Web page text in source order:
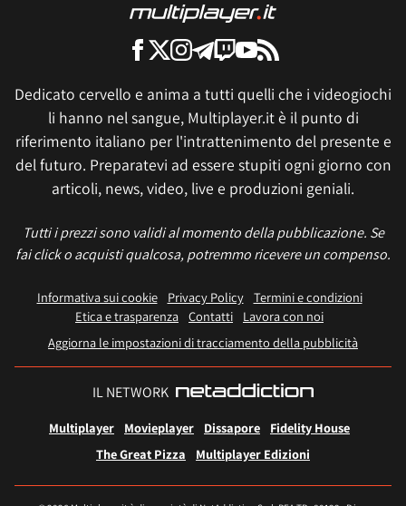
Dedicato cervello e anima a tutti quelli che i videogiochi
li hanno nel sangue, Multiplayer.it è il punto di
riferimento italiano per l'intrattenimento del presente e
del futuro. Preparatevi ad essere stupiti ogni giorno con
articoli, news, video, live e produzioni geniali.
Tutti i prezzi sono validi al momento della pubblicazione. Se
fai click o acquisti qualcosa, potremmo ricevere un compenso.
Informativa sui cookie Privacy Policy
Termini e condizioni
Etica e trasparenza Contatti
Lavora con noi
Aggiorna le impostazioni di tracciamento della pubblicità
IL NETWORK
Multiplayer Movieplayer Dissapore
Fidelity House
The Great Pizza
Multiplayer Edizioni